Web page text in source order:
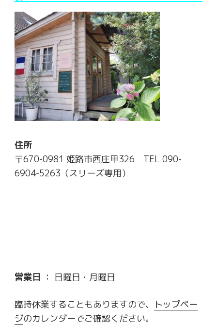
住所
〒670-0981 姫路市西庄甲326 TEL 090-
6904-5263（スリーズ専用）
営業日 ： 日曜日・月曜日
臨時休業することもありますので、
トップペー
ジのカレンダーでご確認ください。